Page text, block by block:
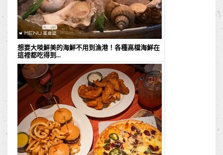
想要大啖鮮美的海鮮不用到漁港！各種高檔海鮮在
這裡都吃得到...